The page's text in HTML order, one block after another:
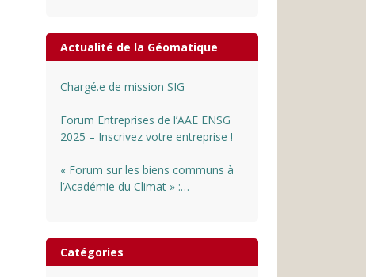
Actualité de la Géomatique
Chargé.e de mission SIG
Forum Entreprises de l’AAE ENSG
2025 – Inscrivez votre entreprise !
« Forum sur les biens communs à
l’Académie du Climat » :
Catégories